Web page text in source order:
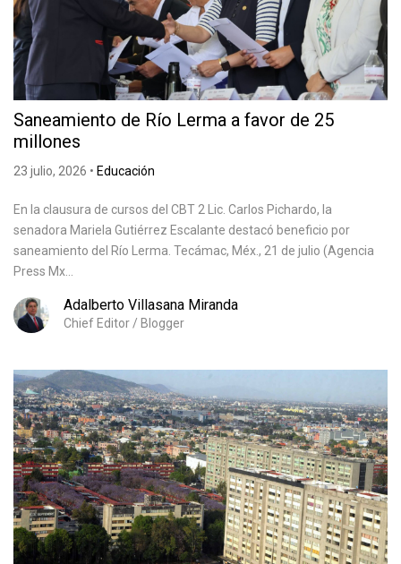
Saneamiento de Río Lerma a favor de 25
millones
23 julio, 2026 • Educación
En la clausura de cursos del CBT 2 Lic. Carlos Pichardo, la
senadora Mariela Gutiérrez Escalante destacó beneficio por
saneamiento del Río Lerma. Tecámac, Méx., 21 de julio (Agencia
Press Mx...
Adalberto Villasana Miranda
Chief Editor / Blogger